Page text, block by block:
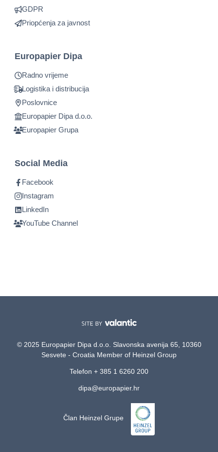
GDPR
Priopćenja za javnost
Europapier Dipa
Radno vrijeme
Logistika i distribucija
Poslovnice
Europapier Dipa d.o.o.
Europapier Grupa
Social Media
Facebook
Instagram
LinkedIn
YouTube Channel
© 2025 Europapier Dipa d.o.o. Slavonska avenija 65, 10360
Sesvete - Croatia Member of Heinzel Group
Telefon + 385 1 6260 200
dipa@europapier.hr
Član Heinzel Grupe